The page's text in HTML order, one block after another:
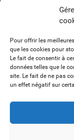
Pour offrir les
que les cookies pour
Le fait de consentir à
données telles que le
site. Le fait de ne pas
un effet négatif sur